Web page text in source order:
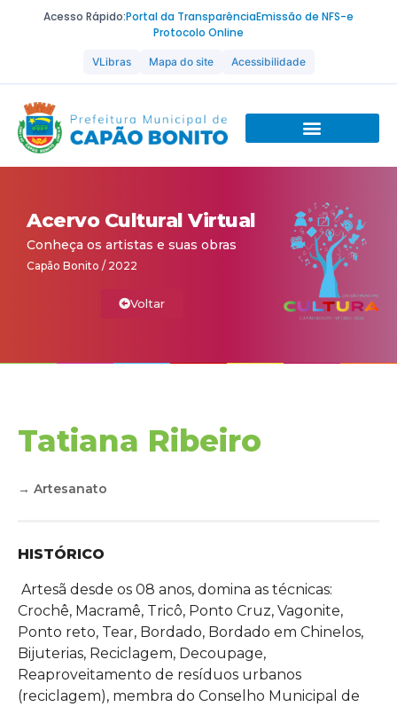
Acesso Rápido:Portal da TransparênciaEmissão de NFS-e
Protocolo Online
VLibras Mapa do site Acessibilidade
Acervo Cultural Virtual
Conheça os artistas e suas obras
Capão Bonito / 2022
Voltar
Tatiana Ribeiro
→ Artesanato
HISTÓRICO
Artesã desde os 08 anos, domina as técnicas:
Crochê, Macramê, Tricô, Ponto Cruz, Vagonite,
Ponto reto, Tear, Bordado, Bordado em Chinelos,
Bijuterias, Reciclagem, Decoupage,
Reaproveitamento de resíduos urbanos
(reciclagem), membra do Conselho Municipal de